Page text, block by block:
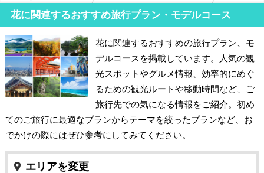
花に関連するおすすめ旅行プラン・モデルコース
花に関連するおすすめの旅行プラン、モ
デルコースを掲載しています。人気の観
光スポットやグルメ情報、効率的にめぐ
るための観光ルートや移動時間など、ご
旅行先での気になる情報をご紹介。初め
てのご旅行に最適なプランからテーマを絞ったプランなど、お
でかけの際にはぜひ参考にしてみてください。
エリアを変更